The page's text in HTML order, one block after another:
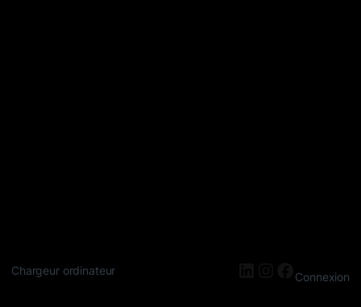
Chargeur ordinateur LinkedIn
Instagram
Connexion